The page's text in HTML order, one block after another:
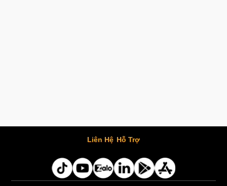
Liên Hệ Hỗ Trợ